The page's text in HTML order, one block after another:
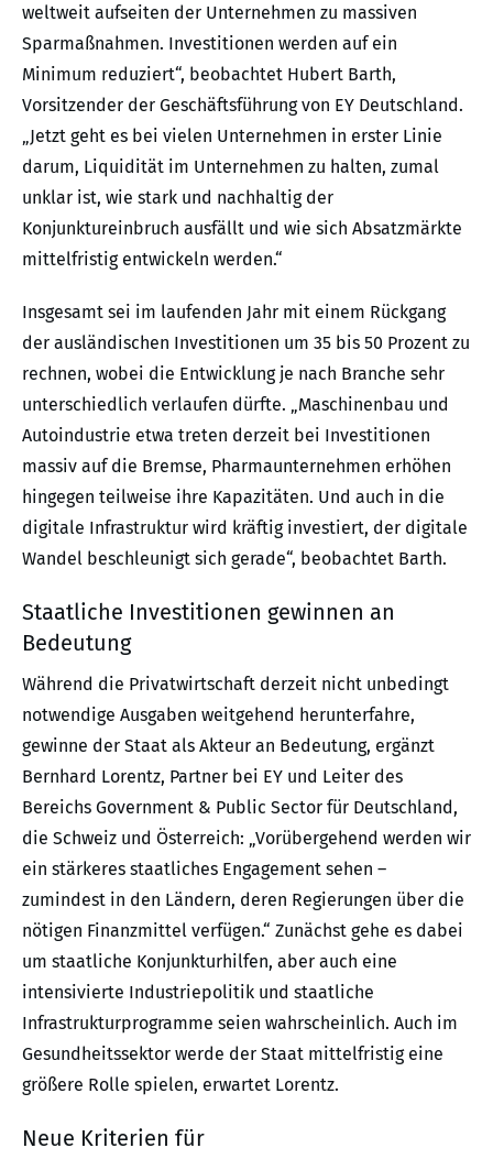
weltweit aufseiten der Unternehmen zu massiven
Sparmaßnahmen. Investitionen werden auf ein
Minimum reduziert“, beobachtet Hubert Barth,
Vorsitzender der Geschäftsführung von EY Deutschland.
„Jetzt geht es bei vielen Unternehmen in erster Linie
darum, Liquidität im Unternehmen zu halten, zumal
unklar ist, wie stark und nachhaltig der
Konjunktureinbruch ausfällt und wie sich Absatzmärkte
mittelfristig entwickeln werden.“
Insgesamt sei im laufenden Jahr mit einem Rückgang
der ausländischen Investitionen um 35 bis 50 Prozent zu
rechnen, wobei die Entwicklung je nach Branche sehr
unterschiedlich verlaufen dürfte. „Maschinenbau und
Autoindustrie etwa treten derzeit bei Investitionen
massiv auf die Bremse, Pharmaunternehmen erhöhen
hingegen teilweise ihre Kapazitäten. Und auch in die
digitale Infrastruktur wird kräftig investiert, der digitale
Wandel beschleunigt sich gerade“, beobachtet Barth.
Staatliche Investitionen gewinnen an
Bedeutung
Während die Privatwirtschaft derzeit nicht unbedingt
notwendige Ausgaben weitgehend herunterfahre,
gewinne der Staat als Akteur an Bedeutung, ergänzt
Bernhard Lorentz, Partner bei EY und Leiter des
Bereichs Government & Public Sector für Deutschland,
die Schweiz und Österreich: „Vorübergehend werden wir
ein stärkeres staatliches Engagement sehen –
zumindest in den Ländern, deren Regierungen über die
nötigen Finanzmittel verfügen.“ Zunächst gehe es dabei
um staatliche Konjunkturhilfen, aber auch eine
intensivierte Industriepolitik und staatliche
Infrastrukturprogramme seien wahrscheinlich. Auch im
Gesundheitssektor werde der Staat mittelfristig eine
größere Rolle spielen, erwartet Lorentz.
Neue Kriterien für